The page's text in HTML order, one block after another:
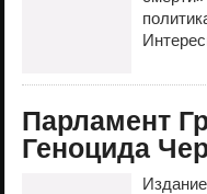
Парламент
Геноцида